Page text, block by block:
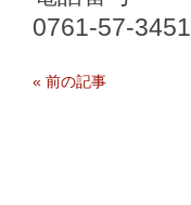
0761-57-3451
« 前の記事